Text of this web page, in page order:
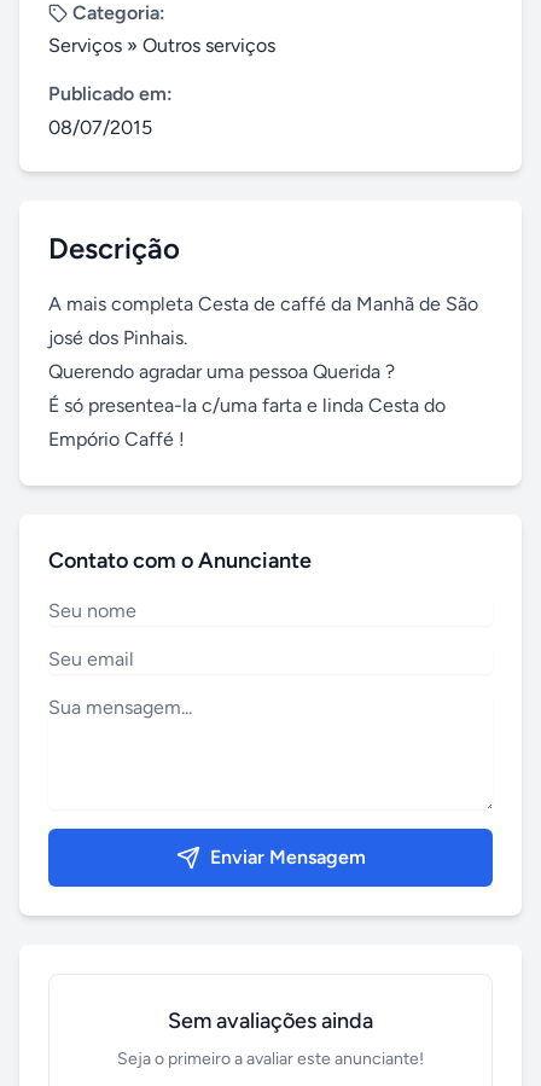
Categoria:
Serviços » Outros serviços
Publicado em:
08/07/2015
Descrição
A mais completa Cesta de caffé da Manhã de São
josé dos Pinhais.
Querendo agradar uma pessoa Querida ?
É só presentea-la c/uma farta e linda Cesta do
Empório Caffé !
Contato com o Anunciante
Enviar Mensagem
Sem avaliações ainda
Seja o primeiro a avaliar este anunciante!